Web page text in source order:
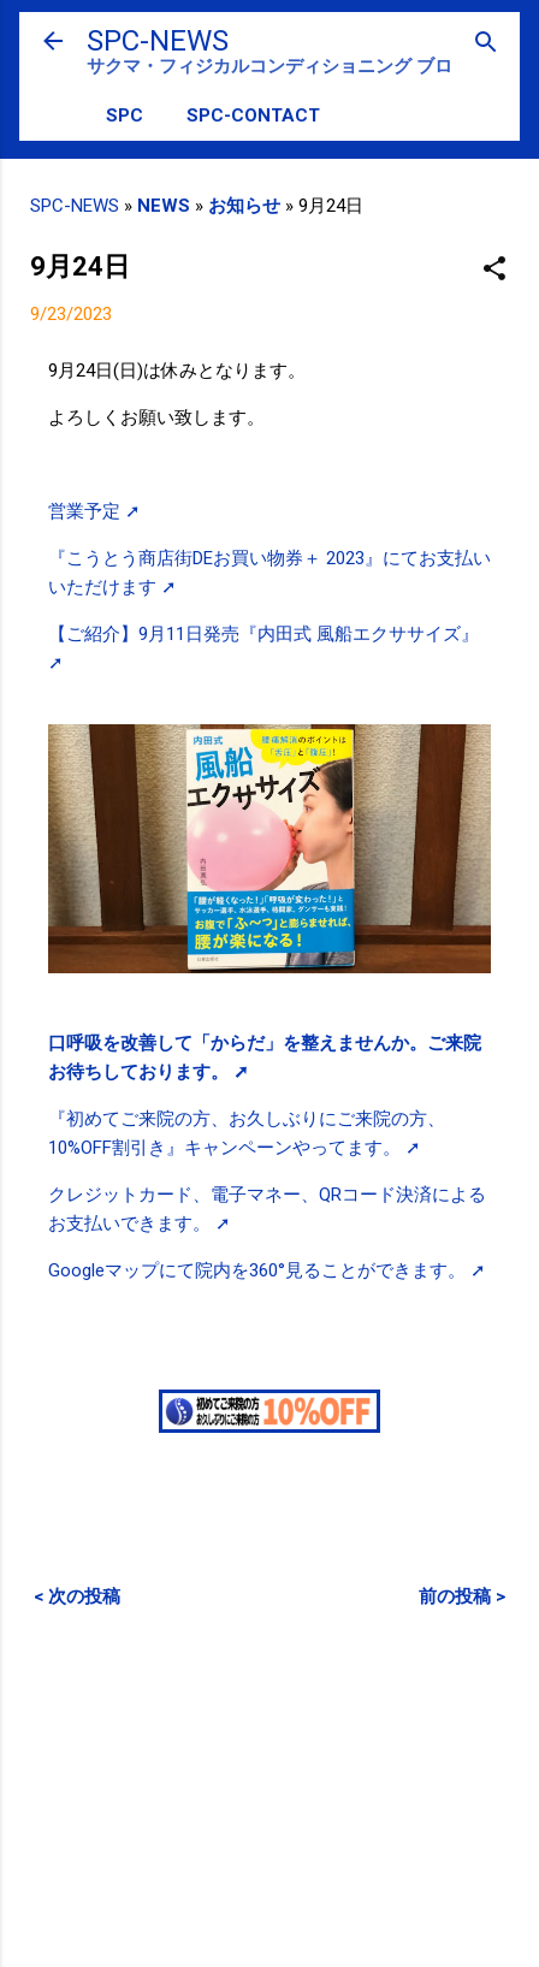
スキップしてメイン コンテンツに移動
SPC-NEWS
サクマ・フィジカルコンディショニング ブログ
SPC SPC-CONTACT
SPC-NEWS » NEWS » お知らせ » 9月24日
9月24日
9/23/2023
9月24日(日)は休みとなります。
よろしくお願い致します。
営業予定 ➚
『こうとう商店街DEお買い物券＋ 2023』にてお支払い
いただけます ➚
【ご紹介】9月11日発売『内田式 風船エクササイズ』
➚
口呼吸を改善して「からだ」を整えませんか。ご来院
お待ちしております。 ➚
『初めてご来院の方、お久しぶりにご来院の方、
10%OFF割引き』キャンペーンやってます。 ➚
クレジットカード、電子マネー、QRコード決済による
お支払いできます。 ➚
Googleマップにて院内を360°見ることができます。 ➚
< 次の投稿 前の投稿 >